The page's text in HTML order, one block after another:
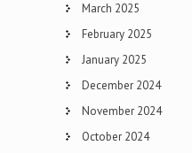
March 2025
February 2025
January 2025
December 2024
November 2024
October 2024